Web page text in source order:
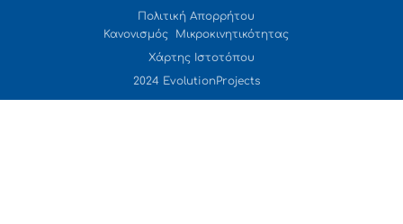
Πολιτική Απορρήτου
Κανονισμός Μικροκινητικότητας
Χάρτης Ιστοτόπου
2024 EvolutionProjects